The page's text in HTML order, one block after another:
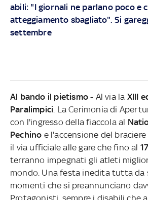
abili: "I giornali ne parlano poco e
atteggiamento sbagliato". Si
settembre
Al bando il pietismo- Al via la XIII
Paralimpici . La Cerimonia di
con l'ingresso della fiaccola al
Pechino e l'accensione del
il via ufficiale alle gare che fino al
terranno impegnati gli atleti
mondo. Una festa inedita tutta da
momenti che si preannunciano
Protagonisti, sempre i disabili che